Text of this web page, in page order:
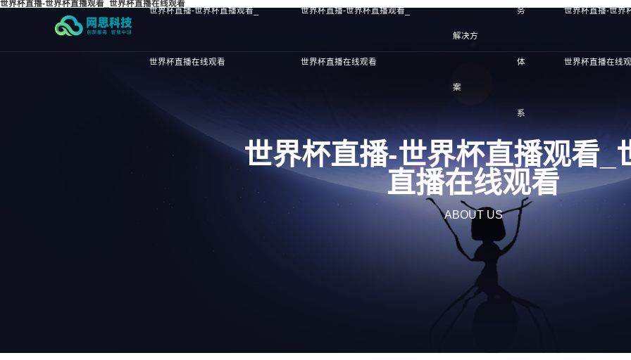
世界杯直播-世界杯直播观看_世界杯直播在线观看
世界杯直播-世界杯直播观看_
世界杯直播在线观看
世界杯直播-世界杯直播观看_
世界杯直播在线观看
解决方
案
务
体
系
世界杯直播-世界
世界杯直播在线
世界杯直播-世界杯直播观看_
直播在线观看
ABOUT US